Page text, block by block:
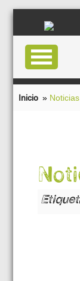
Inicio » Noticias